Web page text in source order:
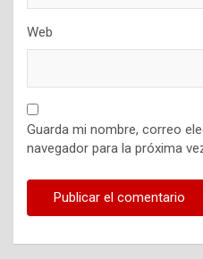
Web
Guarda mi nombre, correo
navegador para la próxima